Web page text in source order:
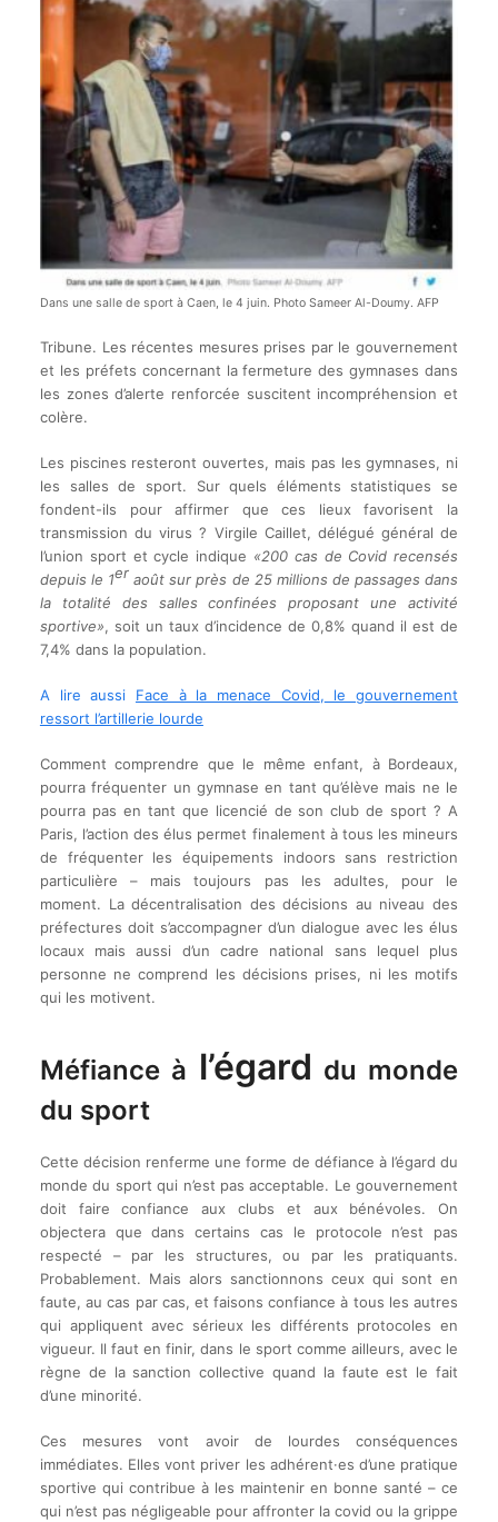
Dans une salle de sport à Caen, le 4 juin. Photo Sameer Al-Doumy. AFP
Tribune. Les récentes mesures prises par le gouvernement
et les préfets concernant la fermeture des gymnases dans
les zones d’alerte renforcée suscitent incompréhension et
colère.
Les piscines resteront ouvertes, mais pas les gymnases, ni
les salles de sport. Sur quels éléments statistiques se
fondent-ils pour affirmer que ces lieux favorisent la
transmission du virus ? Virgile Caillet, délégué général de
l’union sport et cycle indique «200 cas de Covid recensés
depuis le 1er août sur près de 25 millions de passages dans
la totalité des salles confinées proposant une activité
sportive», soit un taux d’incidence de 0,8% quand il est de
7,4% dans la population.
A lire aussi Face à la menace Covid, legouvernement
ressort l’artillerie lourde
Comment comprendre que le même enfant, à Bordeaux,
pourra fréquenter un gymnase en tant qu’élève mais ne le
pourra pas en tant que licencié de son club de sport ? A
Paris, l’action des élus permet finalement à tous les mineurs
de fréquenter les équipements indoors sans restriction
particulière – mais toujours pas les adultes, pour le
moment. La décentralisation des décisions au niveau des
préfectures doit s’accompagner d’un dialogue avec les élus
locaux mais aussi d’un cadre national sans lequel plus
personne ne comprend les décisions prises, ni les motifs
qui les motivent.
Méfiance à l’égard du monde
du sport
Cette décision renferme une forme de défiance à l’égard du
monde du sport qui n’est pas acceptable. Le gouvernement
doit faire confiance aux clubs et aux bénévoles. On
objectera que dans certains cas le protocole n’est pas
respecté – par les structures, ou par les pratiquants.
Probablement. Mais alors sanctionnons ceux qui sont en
faute, au cas par cas, et faisons confiance à tous les autres
qui appliquent avec sérieux les différents protocoles en
vigueur. Il faut en finir, dans le sport comme ailleurs, avec le
règne de la sanction collective quand la faute est le fait
d’une minorité.
Ces mesures vont avoir de lourdes conséquences
immédiates. Elles vont priver les adhérent·es d’une pratique
sportive qui contribue à les maintenir en bonne santé – ce
qui n’est pas négligeable pour affronter la covid ou la grippe